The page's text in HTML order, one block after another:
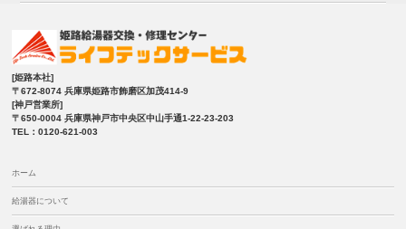
[姫路本社]
〒672-8074 兵庫県姫路市飾磨区加茂414-9
[神戸営業所]
〒650-0004 兵庫県神戸市中央区中山手通1-22-23-203
TEL：0120-621-003
ホーム
給湯器について